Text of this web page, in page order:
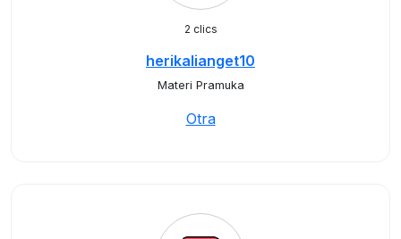
2 clics
herikalianget10
Materi Pramuka
Otra